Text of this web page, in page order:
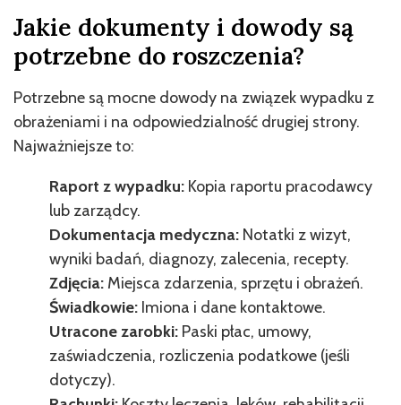
Jakie dokumenty i dowody są
potrzebne do roszczenia?
Potrzebne są mocne dowody na związek wypadku z
obrażeniami i na odpowiedzialność drugiej strony.
Najważniejsze to:
Raport z wypadku: Kopia raportu pracodawcy
lub zarządcy.
Dokumentacja medyczna: Notatki z wizyt,
wyniki badań, diagnozy, zalecenia, recepty.
Zdjęcia: Miejsca zdarzenia, sprzętu i obrażeń.
Świadkowie: Imiona i dane kontaktowe.
Utracone zarobki: Paski płac, umowy,
zaświadczenia, rozliczenia podatkowe (jeśli
dotyczy).